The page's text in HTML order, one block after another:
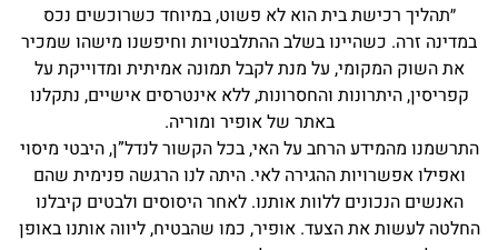
״תהליך רכישת בית הוא לא פשוט, במיוחד כשרוכשים נכס
במדינה זרה. כשהיינו בשלב ההתלבטויות וחיפשנו מישהו שמכיר
את השוק המקומי, על מנת לקבל תמונה אמיתית ומדוייקת על
קפריסין, היתרונות והחסרונות, ללא אינטרסים אישיים, נתקלנו
באתר של אופיר ומוריה.
התרשמנו מהמידע הרחב על האי, בכל הקשור לנדל”ן, היבטי מיסוי
ואפילו אפשרויות ההגירה לאי. היתה לנו הרגשה פנימית שהם
האנשים הנכונים ללוות אותנו. לאחר היסוסים ולבטים קיבלנו
החלטה לעשות את הצעד. אופיר, כמו שהבטיח, ליווה אותנו באופן